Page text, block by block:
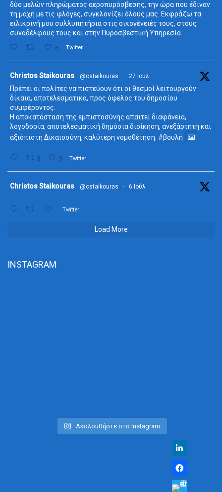
δύο μελών πληρώματος αεροπυρόσβεσης, την ώρα που έδιναν
τη μάχη με τις φλόγες, συγκλονίζει όλους μας. Εκφράζω τα
ειλικρινή μου συλλυπητήρια στις οικογένειές τους, στους
συναδέλφους τους και στην Πυροσβεστική Υπηρεσία.
6 Twitter
Christos Staikouras @cstaikouras · 27 Ιούλ
Πρέπει οι πολίτες να πιστεύουν ότι οι θεσμοί λειτουργούν
δίκαια, αποτελεσματικά, προς όφελος του δημοσίου
συμφέροντος.
Η αποκατάσταση της εμπιστοσύνης απαιτεί διαφάνεια,
λογοδοσία, αποτελεσματική δημόσια διοίκηση, ανεξάρτητη και
αξιόπιστη Δικαιοσύνη, καλύτερη νομοθέτηση. #βουλή
3 9 Twitter
Christos Staikouras @cstaikouras · 6 Ιούλ
Twitter
Load More
INSTAGRAM
Ακολουθήστε στο Instagram